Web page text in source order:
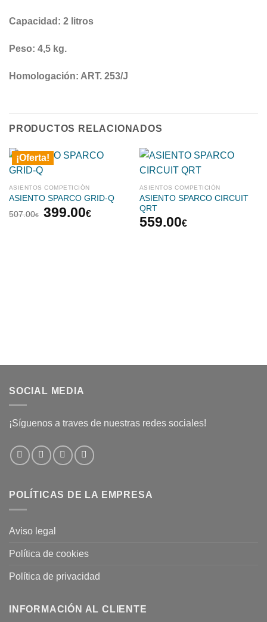
Capacidad: 2 litros
Peso: 4,5 kg.
Homologación: ART. 253/J
PRODUCTOS RELACIONADOS
¡Oferta!
ASIENTOS COMPETICIÓN
ASIENTO SPARCO GRID-Q
507.00€
El
399.00€El
ASIENTOS COMPETICIÓN
ASIENTO SPARCO CIRCUIT
QRT
559.00€
SOCIAL MEDIA
¡Síguenos a traves de nuestras redes sociales!
POLÍTICAS DE LA EMPRESA
Aviso legal
Política de cookies
Política de privacidad
INFORMACIÓN AL CLIENTE